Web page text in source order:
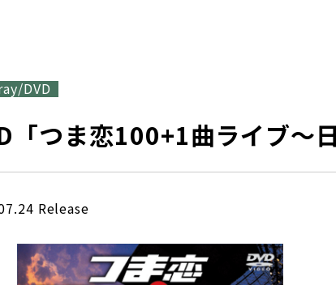
DVD
「つま恋100+1曲ライブ〜
Release